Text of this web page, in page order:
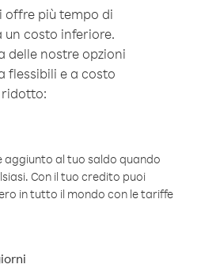
offre più tempo di
costo inferiore.
delle nostre opzioni
flessibili e a costo
ridotto:
aggiunto al tuo saldo quando
Con il tuo credito puoi
in tutto il mondo con le tariffe